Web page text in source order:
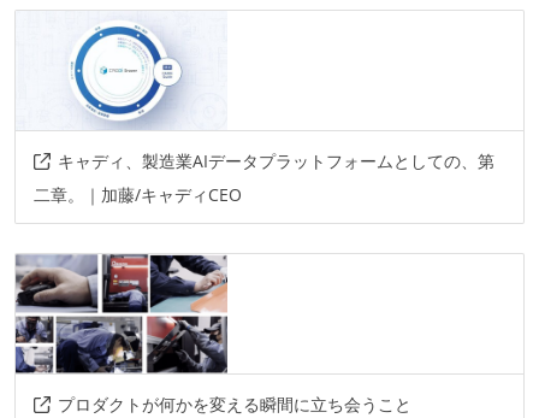
webgl
styled-components
キャディ、製造業AIデータプラットフォームとしての、第
二章。｜加藤/キャディCEO
プロダクトが何かを変える瞬間に立ち会うこと